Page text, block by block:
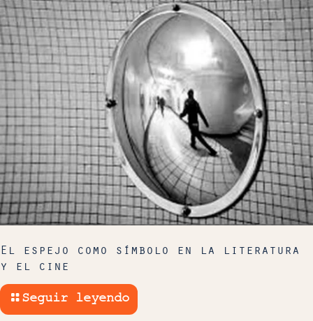
El espejo como símbolo en la literatura
y el cine
Seguir leyendo